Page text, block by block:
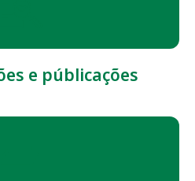
e públicações